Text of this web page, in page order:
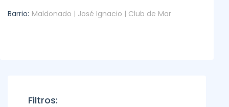
Barrio: Maldonado | José Ignacio | Club de Mar
Filtros: